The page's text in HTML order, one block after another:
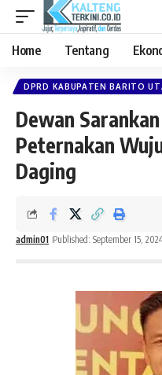
Home Tentang
DPRD KABUPATEN BARITO
Dewan
Peternakan
Daging
admin01 Published: September 15,